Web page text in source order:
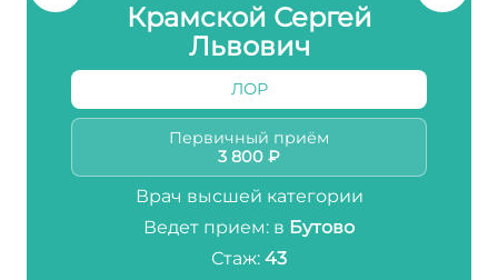
Крамской Сергей
Львович
ЛОР
Первичный приём
3 800 ₽
Врач высшей категории
Ведет прием: в Бутово
Стаж: 43